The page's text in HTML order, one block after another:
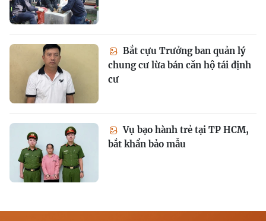
Bắt cựu Trưởng ban quản lý
chung cư lừa bán căn hộ tái định
cư
Vụ bạo hành trẻ tại TP HCM,
bắt khẩn bảo mẫu